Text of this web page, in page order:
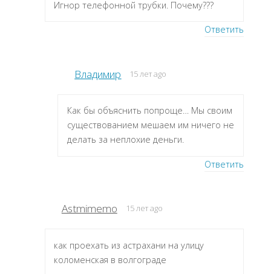
Игнор телефонной трубки. Почему???
Ответить
Владимир 15 лет ago
Как бы объяснить попроще… Мы своим
существованием мешаем им ничего не
делать за неплохие деньги.
Ответить
Astmimemo 15 лет ago
как проехать из астрахани на улицу
коломенская в волгограде